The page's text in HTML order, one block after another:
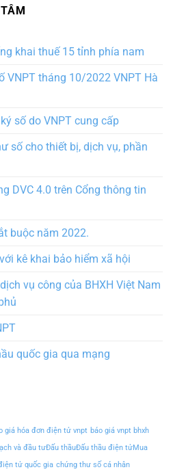
khai thuế 15 tỉnh phía nam
VNPT tháng 10/2022 VNPT Hà
số do VNPT cung cấp
số cho thiết bị, dịch vụ, phần
DVC 4.0 trên Cổng thông tin
buộc năm 2022.
kê khai bảo hiểm xã hội
vụ công của BHXH Việt Nam
quốc gia qua mạng
giá hóa đơn điện tử vnpt báo giá vnpt bhxh
và đầu tưĐấu thầuĐấu thầu điện tửMua
tử quốc gia chứng thư số cá nhân